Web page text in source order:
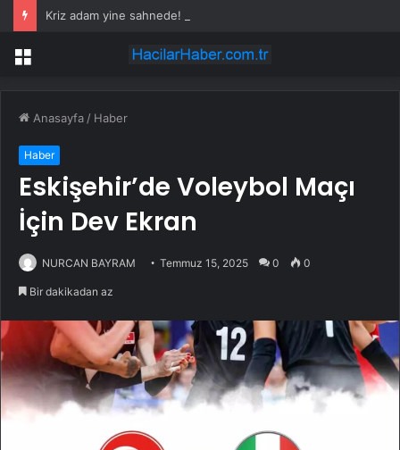
Menü
Anasayfa / Haber
Haber
Eskişehir’de Voleybol Maçı
İçin Dev Ekran
NURCAN BAYRAM Temmuz 15, 2025 0 0
Bir dakikadan az